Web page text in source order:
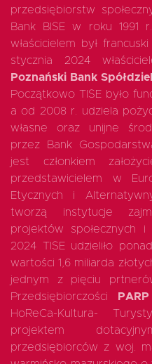
przedsiębiorstw
Bank BISE w roku 1991
właścicielem był
stycznia 2024
Poznański Bank
Początkowo TISE było
a od 2008 r. udziela
własne oraz unijne
przez Bank
jest członkiem
przedstawicielem w
Etycznych i
tworzą instytucje
projektów społecznych
2024 TISE udzieliło
wartości 1,6 miliarda
jednym z pięciu
Przedsiębiorczości
PARP
HoReCa-Kultura-
projektem
przedsiębiorców z woj.